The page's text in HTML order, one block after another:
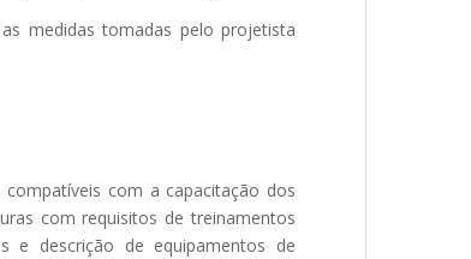
medidas tomadas pelo projetista
com a capacitação dos
com requisitos de treinamentos
e descrição de equipamentos de